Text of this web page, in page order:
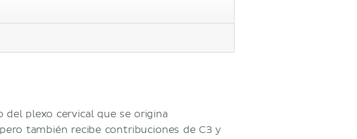
plexo cervical que se origina
también recibe contribuciones de C3 y